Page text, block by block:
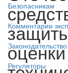
Безопасникам
Комментарии
Законодательство
Регуляторы